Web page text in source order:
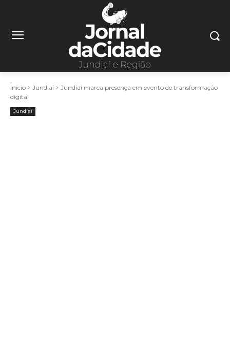
Início Jundiaí
Jundiaí marca presença em evento de transformação
digital
Jundiaí